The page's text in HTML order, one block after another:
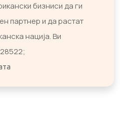
бизниси да ги
партнер и да растат
нација. Ви